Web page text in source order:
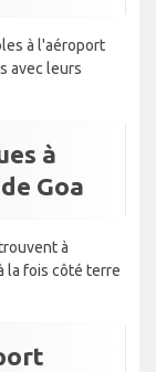
à l'aéroport
avec leurs
à
Goa
à
la fois côté terre